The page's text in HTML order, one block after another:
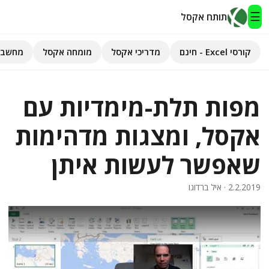
☰ תותח אקסל
קורסי Excel - חינם
מדריכי אקסל
השירותים שלנו
מחשבוני אקסל
פיתוח אפליקציות
חיפוש
קורסי Excel - חינם מדריכי אקסל מומחה אקסל
מפות תלת-מימדיות עם
אקסל, ומצגות מדהימות
שאפשר לעשות איתן
2.2.2019 · איל ברדוגו